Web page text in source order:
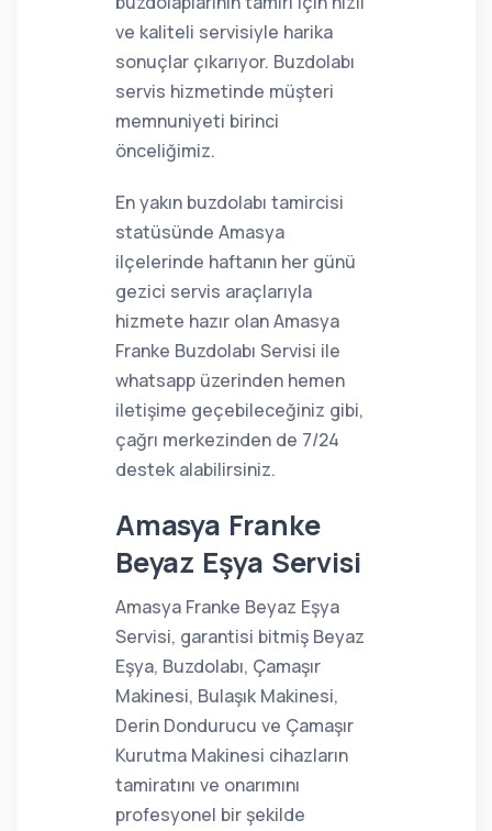
ve kaliteli servisiyle harika
sonuçlar çıkarıyor. Buzdolabı
servis hizmetinde müşteri
memnuniyeti birinci
önceliğimiz.
En yakın buzdolabı tamircisi
statüsünde Amasya
ilçelerinde haftanın her günü
gezici servis araçlarıyla
hizmete hazır olan Amasya
Franke Buzdolabı Servisi ile
whatsapp üzerinden hemen
iletişime geçebileceğiniz gibi,
çağrı merkezinden de 7/24
destek alabilirsiniz.
Amasya Franke
Beyaz Eşya Servisi
Amasya Franke Beyaz Eşya
Servisi, garantisi bitmiş Beyaz
Eşya, Buzdolabı, Çamaşır
Makinesi, Bulaşık Makinesi,
Derin Dondurucu ve Çamaşır
Kurutma Makinesi cihazların
tamiratını ve onarımını
profesyonel bir şekilde